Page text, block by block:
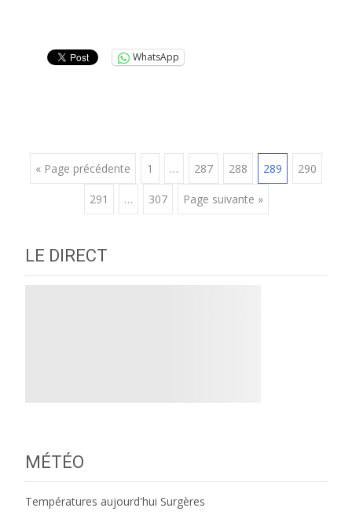
WhatsApp
Posts
navigation
« Page précédente 1 … 287 288 289 290
291 … 307 Page suivante »
LE DIRECT
MÉTÉO
Températures aujourd'hui Surgères